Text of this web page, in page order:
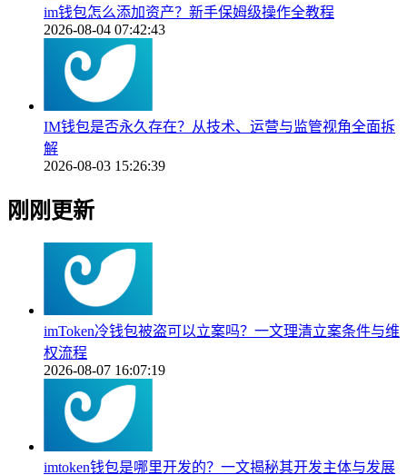
im钱包怎么添加资产？新手保姆级操作全教程
2026-08-04 07:42:43
IM钱包是否永久存在？从技术、运营与监管视角全面拆
解
2026-08-03 15:26:39
刚刚更新
imToken冷钱包被盗可以立案吗？一文理清立案条件与维
权流程
2026-08-07 16:07:19
imtoken钱包是哪里开发的？一文揭秘其开发主体与发展